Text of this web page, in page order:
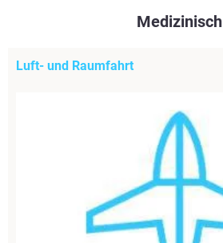
Medizinisch
Luft- und Raumfahrt